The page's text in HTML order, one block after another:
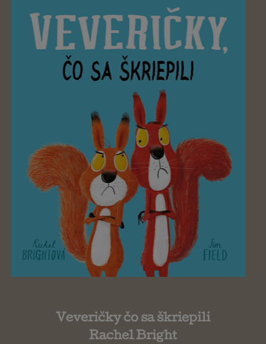
Veveričky čo sa škriepili
Rachel Bright